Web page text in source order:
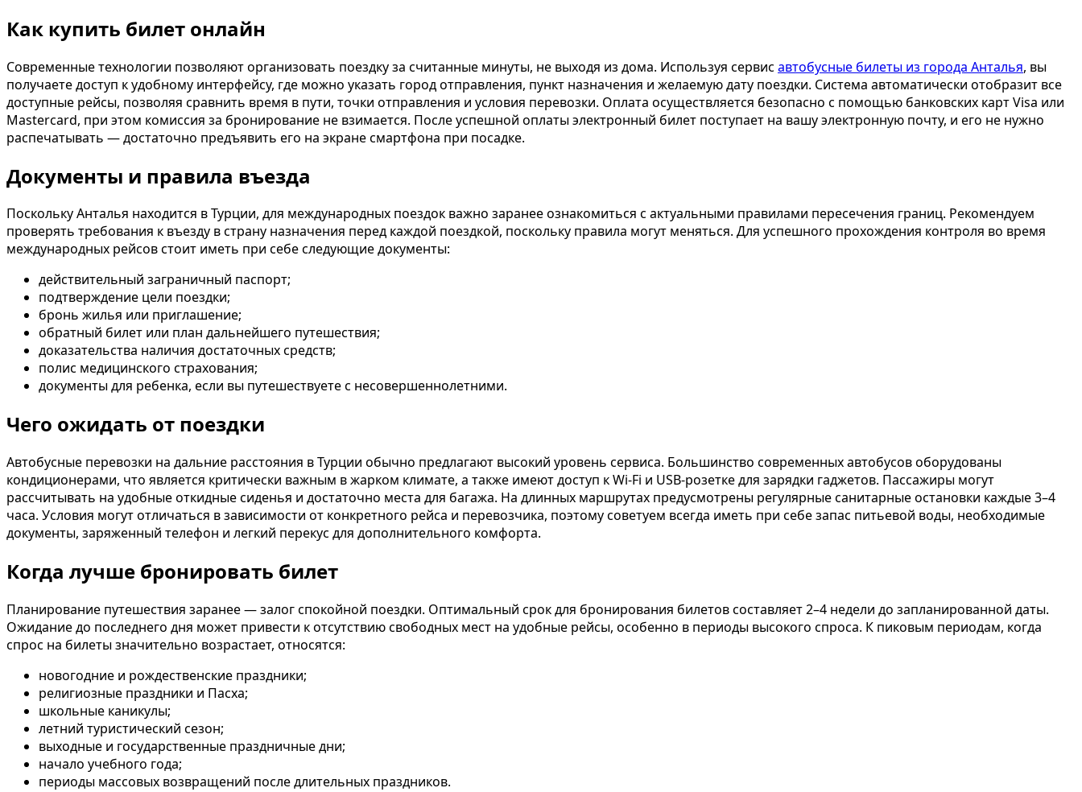
Как купить билет онлайн
Современные технологии позволяют организовать поездку за считанные минуты, не выходя из дома. Используя сервис автобусные билеты из города Анталья, вы
получаете доступ к удобному интерфейсу, где можно указать город отправления, пункт назначения и желаемую дату поездки. Система автоматически отобразит все
доступные рейсы, позволяя сравнить время в пути, точки отправления и условия перевозки. Оплата осуществляется безопасно с помощью банковских карт Visa или
Mastercard, при этом комиссия за бронирование не взимается. После успешной оплаты электронный билет поступает на вашу электронную почту, и его не нужно
распечатывать — достаточно предъявить его на экране смартфона при посадке.
Документы и правила въезда
Поскольку Анталья находится в Турции, для международных поездок важно заранее ознакомиться с актуальными правилами пересечения границ. Рекомендуем
проверять требования к въезду в страну назначения перед каждой поездкой, поскольку правила могут меняться. Для успешного прохождения контроля во время
международных рейсов стоит иметь при себе следующие документы:
действительный заграничный паспорт;
подтверждение цели поездки;
бронь жилья или приглашение;
обратный билет или план дальнейшего путешествия;
доказательства наличия достаточных средств;
полис медицинского страхования;
документы для ребенка, если вы путешествуете с несовершеннолетними.
Чего ожидать от поездки
Автобусные перевозки на дальние расстояния в Турции обычно предлагают высокий уровень сервиса. Большинство современных автобусов оборудованы
кондиционерами, что является критически важным в жарком климате, а также имеют доступ к Wi-Fi и USB-розетке для зарядки гаджетов. Пассажиры могут
рассчитывать на удобные откидные сиденья и достаточно места для багажа. На длинных маршрутах предусмотрены регулярные санитарные остановки каждые 3–4
часа. Условия могут отличаться в зависимости от конкретного рейса и перевозчика, поэтому советуем всегда иметь при себе запас питьевой воды, необходимые
документы, заряженный телефон и легкий перекус для дополнительного комфорта.
Когда лучше бронировать билет
Планирование путешествия заранее — залог спокойной поездки. Оптимальный срок для бронирования билетов составляет 2–4 недели до запланированной даты.
Ожидание до последнего дня может привести к отсутствию свободных мест на удобные рейсы, особенно в периоды высокого спроса. К пиковым периодам, когда
спрос на билеты значительно возрастает, относятся:
новогодние и рождественские праздники;
религиозные праздники и Пасха;
школьные каникулы;
летний туристический сезон;
выходные и государственные праздничные дни;
начало учебного года;
периоды массовых возвращений после длительных праздников.